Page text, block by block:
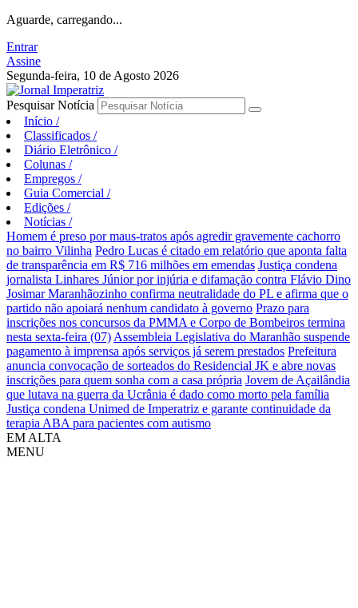
Aguarde, carregando...
Entrar
Assine
Segunda-feira, 10 de Agosto 2026
Pesquisar Notícia
Início /
Classificados /
Diário Eletrônico /
Colunas /
Empregos /
Guia Comercial /
Edições /
Notícias /
Homem é preso por maus-tratos após agredir gravemente cachorro
no bairro Vilinha Pedro Lucas é citado em relatório que aponta falta
de transparência em R$ 716 milhões em emendas Justiça condena
jornalista Linhares Júnior por injúria e difamação contra Flávio Dino
Josimar Maranhãozinho confirma neutralidade do PL e afirma que o
partido não apoiará nenhum candidato à governo Prazo para
inscrições nos concursos da PMMA e Corpo de Bombeiros termina
nesta sexta-feira (07) Assembleia Legislativa do Maranhão suspende
pagamento à imprensa após serviços já serem prestados Prefeitura
anuncia convocação de sorteados do Residencial JK e abre novas
inscrições para quem sonha com a casa própria Jovem de Açailândia
que lutava na guerra da Ucrânia é dado como morto pela família
Justiça condena Unimed de Imperatriz e garante continuidade da
terapia ABA para pacientes com autismo
EM ALTA
MENU